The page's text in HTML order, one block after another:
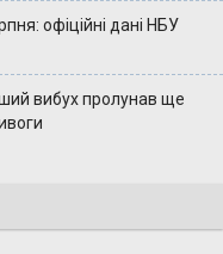
офіційні дані НБУ
вибух пролунав ще